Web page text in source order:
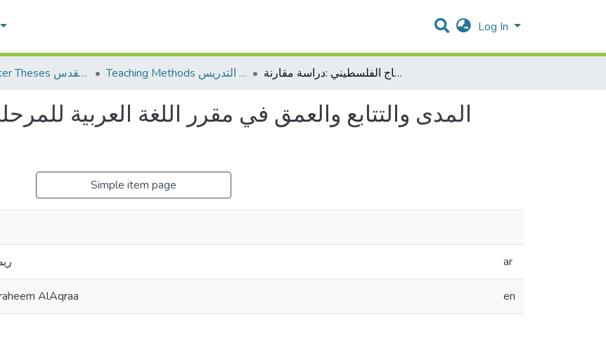
Log In
AQU Master Theses الرسائل الجامعية الخاصة بجامعة القدس Teaching Methods أساليب التدريس المدى والتتابع والعمق في مقرر اللغة العربية للمرحلة الاساسية الدنيا في المنهاج الفلسطيني :دراسة مقارنة
المدى والتتابع والعمق في مقرر اللغة العربية
Simple item page
ar
AlAqraa en